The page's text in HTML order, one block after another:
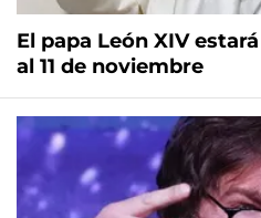
El papa León XIV
al 11 de noviembre